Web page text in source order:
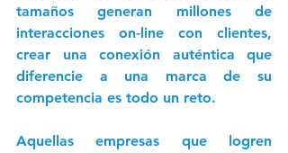
tamaños generan millones de
interacciones on-line con clientes,
crear una conexión auténtica que
diferencie a una marca de su
competencia es todo un reto.
Aquellas empresas que logren